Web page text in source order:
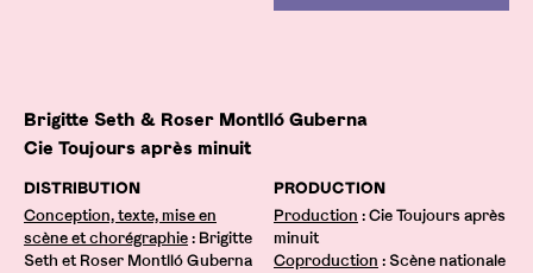
Brigitte Seth & Roser Montlló Guberna
Cie Toujours après minuit
DISTRIBUTION
Conception, texte, mise en
scène et chorégraphie : Brigitte
Seth et Roser Montlló Guberna
PRODUCTION
Production : Cie Toujours après
minuit
Coproduction : Scène nationale